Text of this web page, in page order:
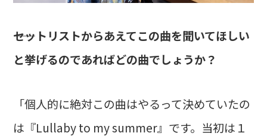
――セットリストからあえてこの曲を聞いてほしい
と挙げるのであればどの曲でしょうか？
「個人的に絶対この曲はやるって決めていたの
は『Lullaby to my summer』です。当初は１